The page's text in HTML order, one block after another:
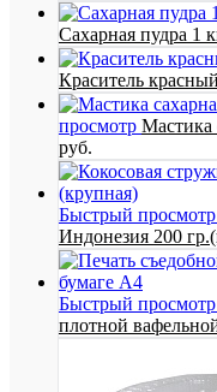
Сахарная пудра 1
Краситель
просмотр Мастика
руб.
Быстрый просмотр
Индонезия 200
Быстрый просмотр
плотной